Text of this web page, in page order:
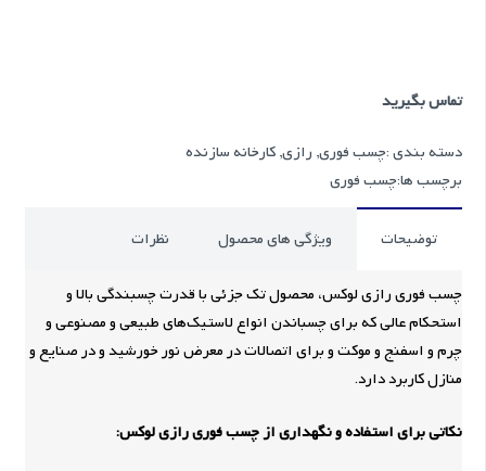
تماس بگیرید
دسته بندی :چسب فوری, رازی,کارخانه سازنده
برچسب ها:چسب فوری
توضیحات ویژگی های محصول نظرات
چسب فوری رازی لوکس، محصول تک جزئی با قدرت چسبندگی بالا و
استحکام عالی که برای چسباندن انواع لاستیک‌های طبیعی و مصنوعی و
چرم و اسفنج و موکت و برای اتصالات در معرض نور خورشید و در صنایع و
منازل کاربرد دارد.
نکاتی برای استفاده و نگهداری از چسب فوری رازی لوکس: